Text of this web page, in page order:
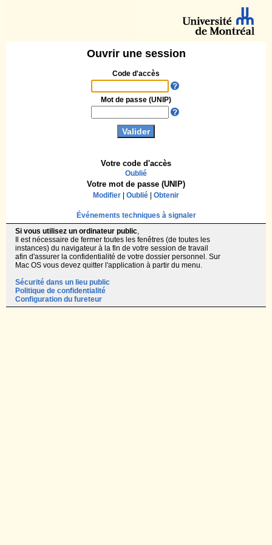
Ouvrir une session
Code d'accès
Votre code d'accès
Oublié
Mot de passe (UNIP)
Votre mot de passe (UNIP)
Modifier Oublié Obtenir
Événements techniques à signaler
Si vous utilisez un ordinateur public,
Il est nécessaire de fermer toutes les fenêtres (de toutes les
instances) du navigateur à la fin de votre session de travail
afin d'assurer la confidentialité de votre dossier personnel. Sur
Mac OS vous devez quitter l'application à partir du menu.
Sécurité dans un lieu public
Politique de confidentialité
Configuration du fureteur